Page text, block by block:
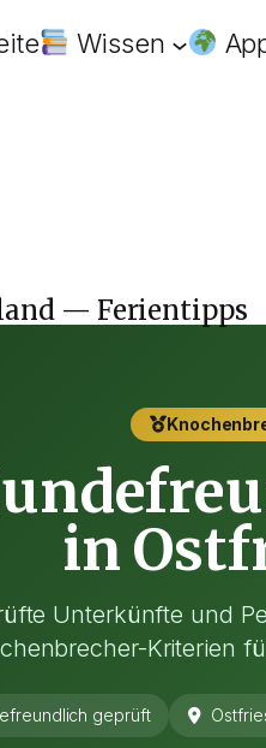
Wissen
— Ferientipps
in
Unterkünfte und
Kriterien
geprüft